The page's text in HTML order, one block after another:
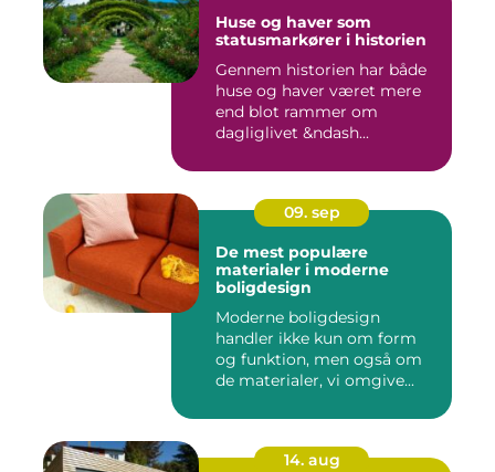
Huse og haver som
statusmarkører i historien
Gennem historien har både
huse og haver været mere
end blot rammer om
dagliglivet &ndash...
09. sep
De mest populære
materialer i moderne
boligdesign
Moderne boligdesign
handler ikke kun om form
og funktion, men også om
de materialer, vi omgive...
14. aug